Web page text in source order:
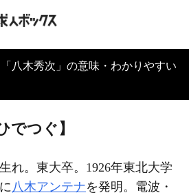
「八木秀次」の意味・わかりやすい
でつぐ】
れ。東大卒。1926年東北大学
八木アンテナを発明。電波・